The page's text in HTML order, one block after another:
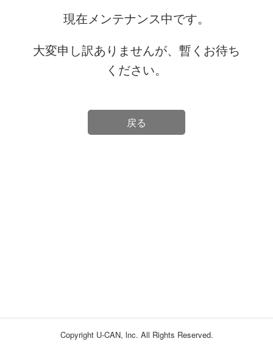
現在メンテナンス中です。
大変申し訳ありませんが、暫くお待ち
ください。
戻る
Copyright U-CAN, lnc. All Rights Reserved.